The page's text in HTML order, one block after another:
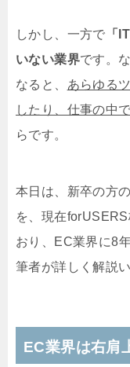
しかし、一方で 「
いない業界です。
なると、 あらゆる
したり、仕事の中
らです。
本日は、新卒の方
を、現在
おり、EC業界に8
筆者が詳しく解説
EC業界は右肩